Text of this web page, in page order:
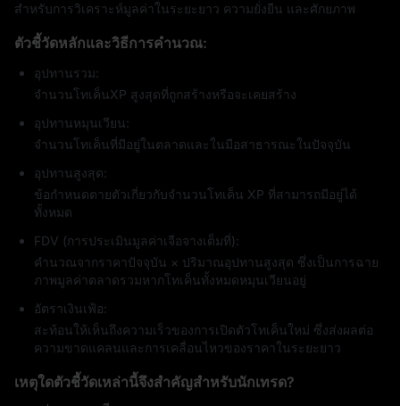
สำหรับการวิเคราะห์มูลค่าในระยะยาว ความยั่งยืน และศักยภาพ
ตัวชี้วัดหลักและวิธีการคำนวณ:
อุปทานรวม:
จำนวนโทเค็นXP สูงสุดที่ถูกสร้างหรือจะเคยสร้าง
อุปทานหมุนเวียน:
จำนวนโทเค็นที่มีอยู่ในตลาดและในมือสาธารณะในปัจจุบัน
อุปทานสูงสุด:
ข้อกำหนดตายตัวเกี่ยวกับจำนวนโทเค็น XP ที่สามารถมีอยู่ได้
ทั้งหมด
FDV (การประเมินมูลค่าเจือจางเต็มที่):
คำนวณจากราคาปัจจุบัน × ปริมาณอุปทานสูงสุด ซึ่งเป็นการฉาย
ภาพมูลค่าตลาดรวมหากโทเค็นทั้งหมดหมุนเวียนอยู่
อัตราเงินเฟ้อ:
สะท้อนให้เห็นถึงความเร็วของการเปิดตัวโทเค็นใหม่ ซึ่งส่งผลต่อ
ความขาดแคลนและการเคลื่อนไหวของราคาในระยะยาว
เหตุใดตัวชี้วัดเหล่านี้จึงสำคัญสำหรับนักเทรด?